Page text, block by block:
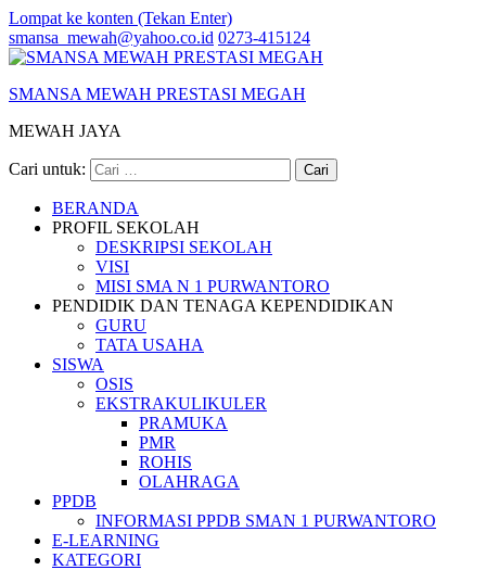
Lompat ke konten (Tekan Enter)
smansa_mewah@yahoo.co.id 0273-415124
SMANSA MEWAH PRESTASI MEGAH
MEWAH JAYA
Cari untuk:
BERANDA
PROFIL SEKOLAH
DESKRIPSI SEKOLAH
VISI
MISI SMA N 1 PURWANTORO
PENDIDIK DAN TENAGA KEPENDIDIKAN
GURU
TATA USAHA
SISWA
OSIS
EKSTRAKULIKULER
PRAMUKA
PMR
ROHIS
OLAHRAGA
PPDB
INFORMASI PPDB SMAN 1 PURWANTORO
E-LEARNING
KATEGORI